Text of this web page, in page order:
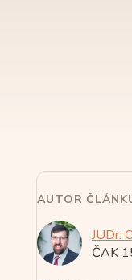
AUTOR
JUDr.
ČAK